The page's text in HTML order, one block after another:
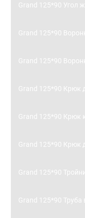
Grand 125*90 Угол
Grand 125*90
Grand 125*90
Grand 125*90 Крюк
Grand 125*90 Крюк
Grand 125*90 Крюк
Grand 125*90
Grand 125*90 Труба